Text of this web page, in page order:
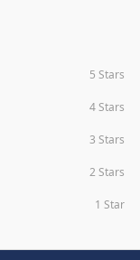
5 Stars
4 Stars
3 Stars
2 Stars
1 Star